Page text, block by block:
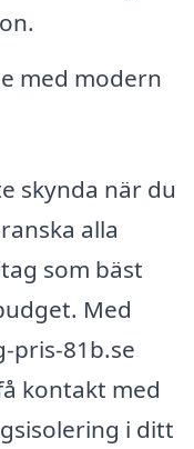
med modern
skynda när du
alla
som bäst
Med
pris-81b.se
kontakt med
i ditt